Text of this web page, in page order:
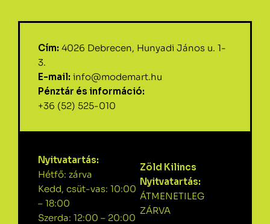
Cím: 4026 Debrecen, Hunyadi János u. 1-
3.
E-mail: info@modemart.hu
Pénztár és információ:
+36 (52) 525-010
Nyitvatartás:
Hétfő: zárva
Kedd, csüt-vas: 10:00
– 18:00
Szerda: 12:00 – 20:00
Zöld Kilincs
Nyitvatartás:
ÁTMENETILEG
ZÁRVA